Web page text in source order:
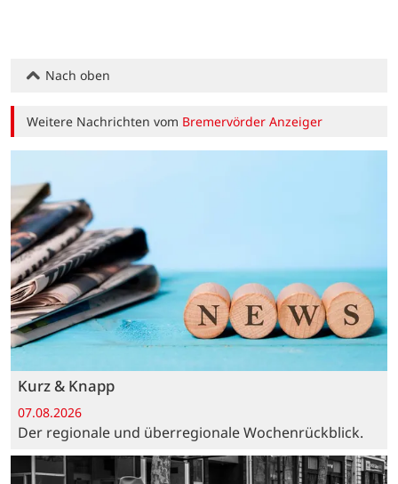
Nach oben
Weitere Nachrichten vom Bremervörder Anzeiger
Kurz & Knapp
07.08.2026
Der regionale und überregionale Wochenrückblick.